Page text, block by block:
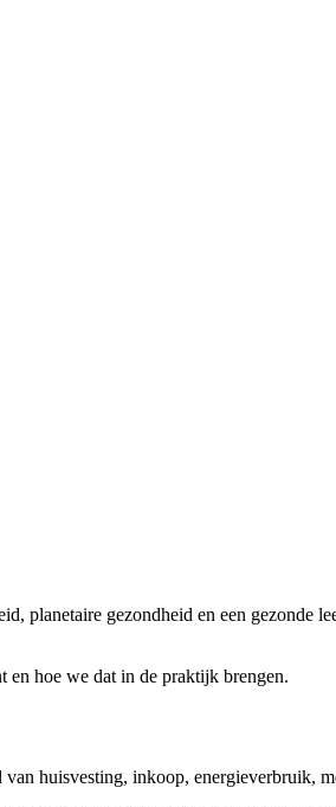
planetaire gezondheid en een gezonde
en hoe we dat in de praktijk brengen.
huisvesting, inkoop, energieverbruik,